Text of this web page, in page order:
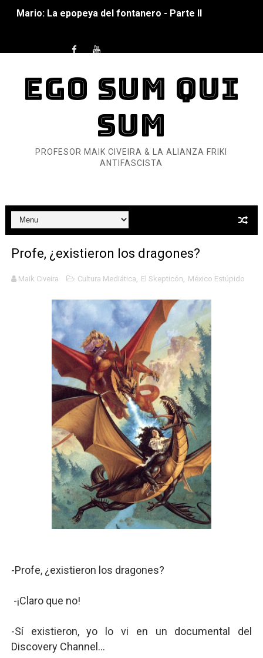
Que no nos aplaste el Talón de Hierro
Así se ve el fascismo en 2026... Y así se ve la
Un año para sobrevivir al mundo: Dos mil tíjiri cinco
Dioses y Monstruos: Guillermo (DOS)
El mito de Frankenstein
25 grandes películas de terror del siglo XXI
Devoraos los unos a los otros
Charlie Kirk y la izquierda asesina
Dios es Cambio: Filosofía Earthseed para el fin del
Nuestra era de genocidios
Mis historias favoritas de Superman
Transformers: ¿Una película marxista?
La falacia etimológica
EGO SUM QUI
SUM
PROFESOR MAIK CIVEIRA & LA ALIANZA FRIKI
ANTIFASCISTA
Profe, ¿existieron los dragones?
Maik Civeira Cultura Mediática, El Skepticón, México Estúpido
-Profe, ¿existieron los dragones?
-¡Claro que no!
-Sí existieron, yo lo vi en un documental del
Discovery Channel...